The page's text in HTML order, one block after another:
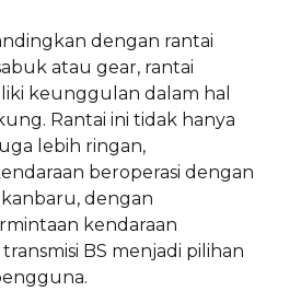
dengan rantai
atau gear, rantai
keunggulan dalam hal
Rantai ini tidak hanya
lebih ringan,
beroperasi dengan
dengan
kendaraan
BS menjadi pilihan